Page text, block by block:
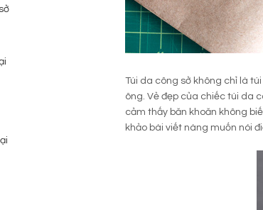
Túi da công sở không chỉ là
ông. Vẻ đẹp của chiếc túi da
cảm thấy băn khoăn không
khảo bài viết nàng muốn nói